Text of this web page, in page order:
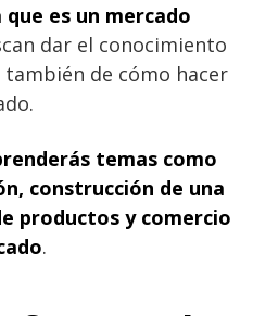
es un mercado
dar el conocimiento
de cómo hacer
temas como
construcción de una
productos y comercio
.